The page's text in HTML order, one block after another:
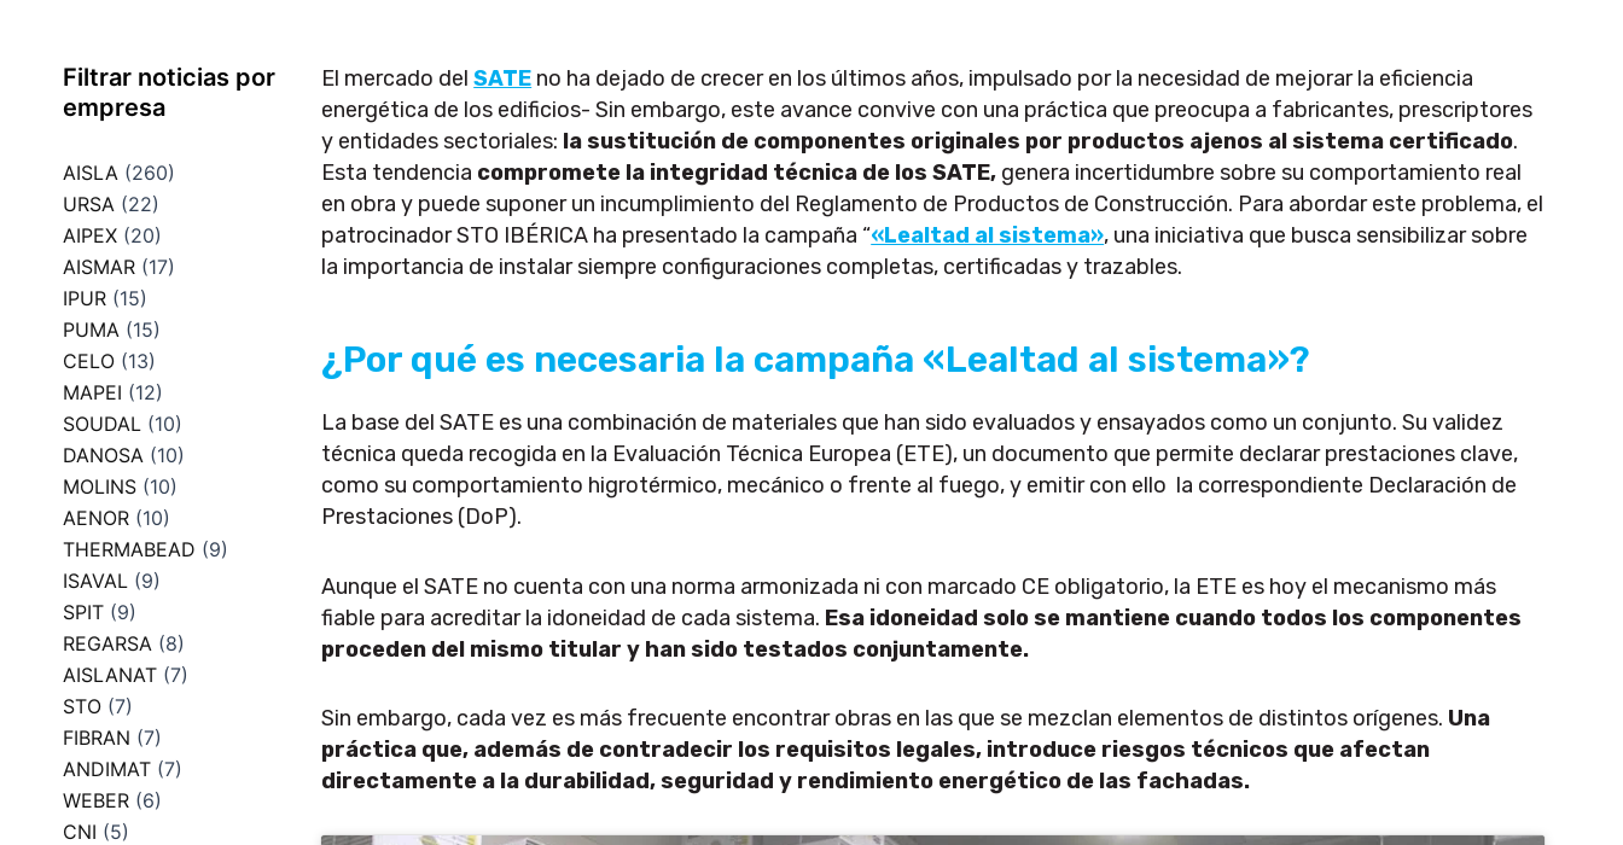
Filtrar noticias por
empresa
AISLA (260)
URSA (22)
AIPEX (20)
AISMAR (17)
IPUR (15)
PUMA (15)
CELO (13)
MAPEI (12)
SOUDAL (10)
DANOSA (10)
MOLINS (10)
AENOR (10)
THERMABEAD (9)
ISAVAL (9)
SPIT (9)
REGARSA (8)
AISLANAT (7)
STO (7)
FIBRAN (7)
ANDIMAT (7)
WEBER (6)
CNI (5)
El mercado delSATE no ha dejado de crecer en los últimos años, impulsado por la necesidad de mejorar la eficiencia
energética de los edificios- Sin embargo, este avance convive con una práctica que preocupa a fabricantes, prescriptores
y entidades sectoriales: la sustitución de componentes originales por productos ajenos al sistema certificado.
Esta tendencia compromete la integridad técnica de los SATE, genera incertidumbre sobre su comportamiento real
en obra y puede suponer un incumplimiento del Reglamento de Productos de Construcción. Para abordar este problema, el
patrocinador STO IBÉRICA ha presentado la campaña “«Lealtad al sistema», una iniciativa que busca sensibilizar sobre
la importancia de instalar siempre configuraciones completas, certificadas y trazables.
¿Por qué es necesaria la campaña «Lealtad al sistema»?
La base del SATE es una combinación de materiales que han sido evaluados y ensayados como un conjunto. Su validez
técnica queda recogida en la Evaluación Técnica Europea (ETE), un documento que permite declarar prestaciones clave,
como su comportamiento higrotérmico, mecánico o frente al fuego, y emitir con ello la correspondiente Declaración de
Prestaciones (DoP).
Aunque el SATE no cuenta con una norma armonizada ni con marcado CE obligatorio, la ETE es hoy el mecanismo más
fiable para acreditar la idoneidad de cada sistema. Esa idoneidad solo se mantiene cuando todos los componentes
proceden del mismo titular y han sido testados conjuntamente.
Sin embargo, cada vez es más frecuente encontrar obras en las que se mezclan elementos de distintos orígenes. Una
práctica que, además de contradecir los requisitos legales, introduce riesgos técnicos que afectan
directamente a la durabilidad, seguridad y rendimiento energético de las fachadas.